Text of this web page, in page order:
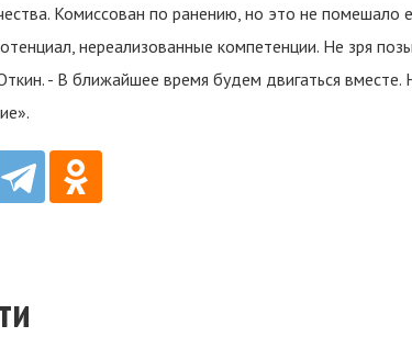
Комиссован по ранению, но это не помешало
нереализованные компетенции. Не зря
- В ближайшее время будем двигаться вместе.